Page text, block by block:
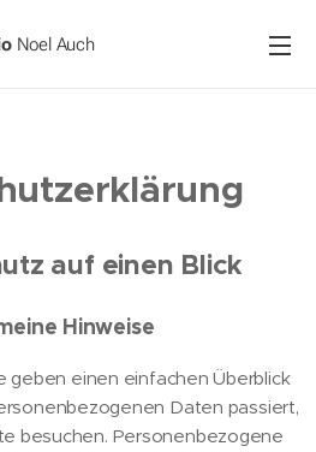
Noel Auch
auf einen Blick
Hinweise
geben einen einfachen Überblick
Daten passiert,
besuchen. Personenbezogene